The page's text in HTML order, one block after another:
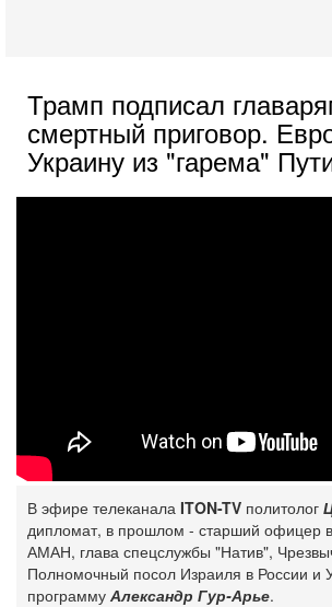
Трамп подписал
смертный приговор.
Украину из "гарема"
В эфире телеканала ITON-TV политолог
дипломат, в прошлом - старший офицер
АМАН, глава спецслужбы "Натив",
Полномочный посол Израиля в России и
программу Александр Гур-Арье.